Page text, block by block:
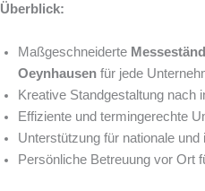
Überblick:
Maßgeschneiderte
Oeynhausen für jede
Kreative Standgestaltung nach
Effiziente und termingerechte
Unterstützung für nationale
Persönliche Betreuung vor Ort